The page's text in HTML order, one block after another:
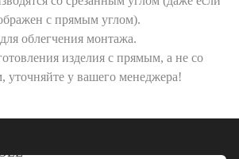
с прямым углом).
облегчения монтажа.
изделия с прямым, а не со
уточняйте у вашего менеджера!